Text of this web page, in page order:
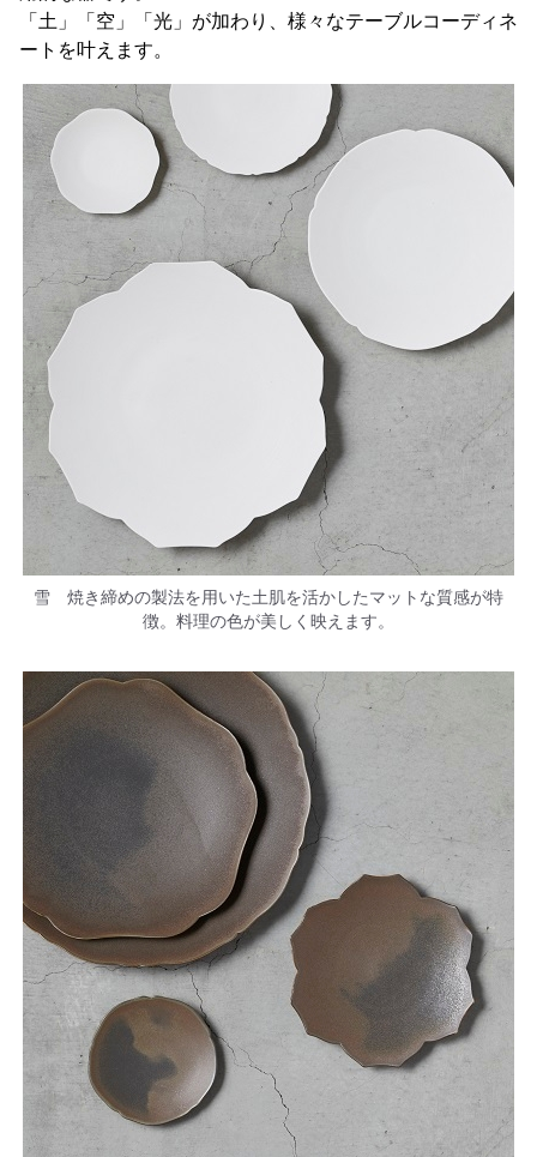
「土」「空」「光」が加わり、様々なテーブルコーディネ
ートを叶えます。
雪 焼き締めの製法を用いた土肌を活かしたマットな質感が特
徴。料理の色が美しく映えます。